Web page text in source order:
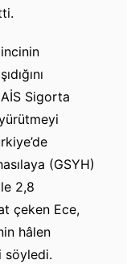
Sigorta
(GSYH)
2,8
çeken Ece,
hâlen
söyledi.